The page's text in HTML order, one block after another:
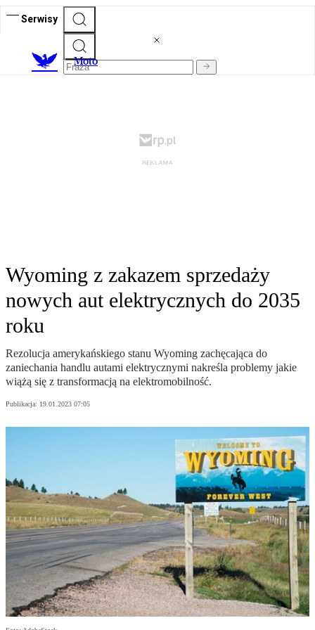
Serwisy
Moto
Wyoming z zakazem sprzedaży
nowych aut elektrycznych do 2035
roku
Rezolucja amerykańskiego stanu Wyoming zachęcająca do
zaniechania handlu autami elektrycznymi nakreśla problemy jakie
wiążą się z transformacją na elektromobilność.
Publikacja: 19.01.2023 07:05